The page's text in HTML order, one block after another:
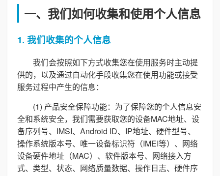
一、我们如何收集和使用个人信息
1. 我们收集的个人信息
我们会按照如下方式收集您在使用服务时主动提
供的，以及通过自动化手段收集您在使用功能或接受
服务过程中产生的信息：
(1) 产品安全保障功能：为了保障您的个人信息安
全和系统安全，我们需要获取您的设备MAC地址、设
备序列号、IMSI、Android ID、IP地址、硬件型号、
操作系统版本号、唯一设备标识符（IMEI等）、网络
设备硬件地址（MAC）、软件版本号、网络接入方
式、类型、状态、网络质量数据、操作日志、硬件序